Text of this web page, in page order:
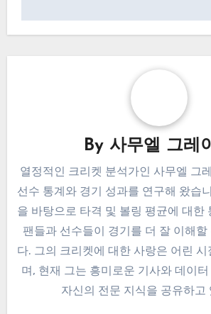
By 사무엘 그레
열정적인 크리켓 분석가인 사무엘 그
선수 통계와 경기 성과를 연구해 왔습
을 바탕으로 타격 및 볼링 평균에 대한
팬들과 선수들이 경기를 더 잘 이해할
다. 그의 크리켓에 대한 사랑은 어린
며, 현재 그는 흥미로운 기사와 데이
자신의 전문 지식을 공유하고